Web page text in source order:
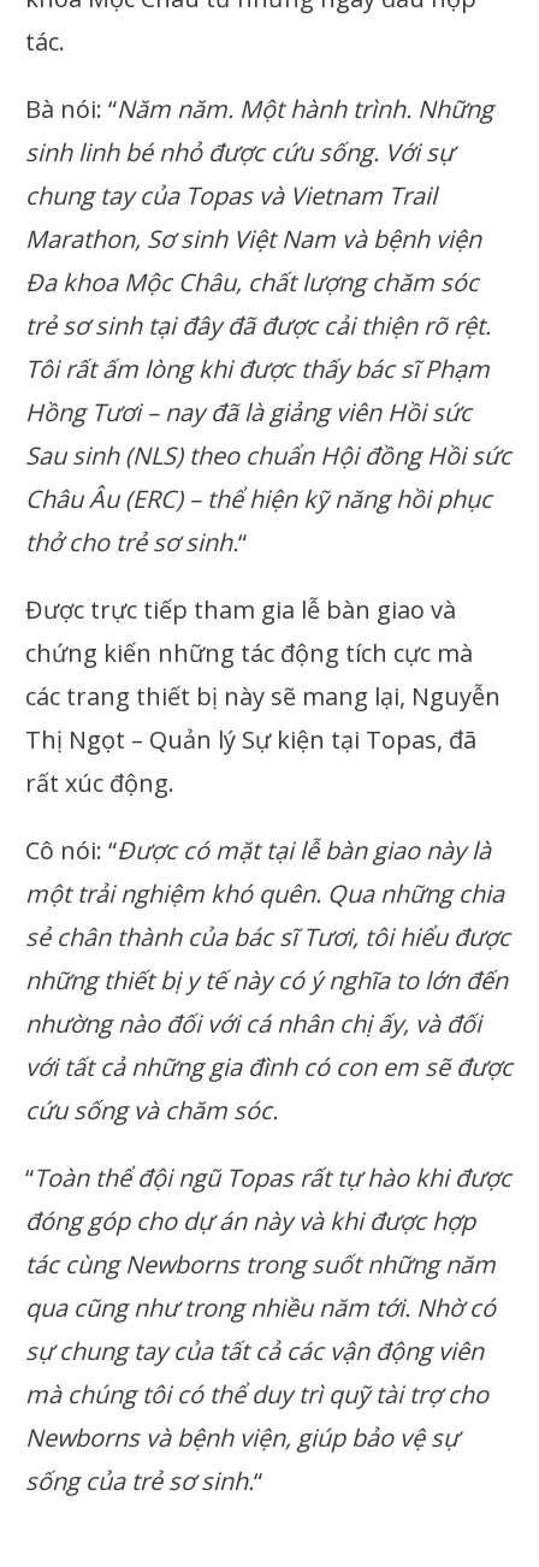
tác.
Bà nói: “Năm năm. Một hành trình. Những
sinh linh bé nhỏ được cứu sống. Với sự
chung tay của Topas và Vietnam Trail
Marathon, Sơ sinh Việt Nam và bệnh viện
Đa khoa Mộc Châu, chất lượng chăm sóc
trẻ sơ sinh tại đây đã được cải thiện rõ rệt.
Tôi rất ấm lòng khi được thấy bác sĩ Phạm
Hồng Tươi – nay đã là giảng viên Hồi sức
Sau sinh (NLS) theo chuẩn Hội đồng Hồi sức
Châu Âu (ERC) – thể hiện kỹ năng hồi phục
thở cho trẻ sơ sinh.“
Được trực tiếp tham gia lễ bàn giao và
chứng kiến những tác động tích cực mà
các trang thiết bị này sẽ mang lại, Nguyễn
Thị Ngọt – Quản lý Sự kiện tại Topas, đã
rất xúc động.
Cô nói: “Được có mặt tại lễ bàn giao này là
một trải nghiệm khó quên. Qua những chia
sẻ chân thành của bác sĩ Tươi, tôi hiểu được
những thiết bị y tế này có ý nghĩa to lớn đến
nhường nào đối với cá nhân chị ấy, và đối
với tất cả những gia đình có con em sẽ được
cứu sống và chăm sóc.
“Toàn thể đội ngũ Topas rất tự hào khi được
đóng góp cho dự án này và khi được hợp
tác cùng Newborns trong suốt những năm
qua cũng như trong nhiều năm tới. Nhờ có
sự chung tay của tất cả các vận động viên
mà chúng tôi có thể duy trì quỹ tài trợ cho
Newborns và bệnh viện, giúp bảo vệ sự
sống của trẻ sơ sinh.“